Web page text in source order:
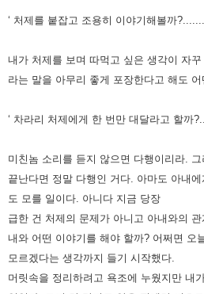
‘ 처제를 붙잡고 조용히 이야기해볼까
내가 처제를 보며 따먹고 싶은 생각이 자
라는 말을 아무리 좋게 포장한다고 해도
‘ 차라리 처제에게 한 번만 대달라고 할까
미친놈 소리를 듣지 않으면 다행이리라.
끝난다면 정말 다행인 거다. 아마도 아내
도 모를 일이다. 아니다 지금 당장
급한 건 처제의 문제가 아니고 아내와의 관
내와 어떤 이야기를 해야 할까? 어쩌면 오
모르겠다는 생각까지 들기 시작했다.
머릿속을 정리하려고 욕조에 누웠지만 내